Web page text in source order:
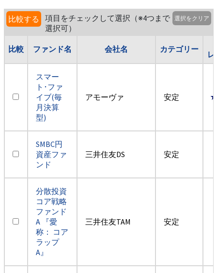
比較する
項目をチェックして選択（※4つまで
選択可）
選択をクリア
比較 ファンド名 会社名 カテゴリー
スマー
ト･ファ
イブ(毎
月決算
型)
アモーヴァ 安定
SMBC円
資産ファ
ンド
三井住友DS 安定
分散投資
コア戦略
ファンド
A 『愛
称： コア
ラップ
A』
三井住友TAM 安定